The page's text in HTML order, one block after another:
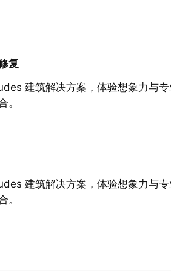
复
建筑解决方案，体验想象力与
。
建筑解决方案，体验想象力与
。